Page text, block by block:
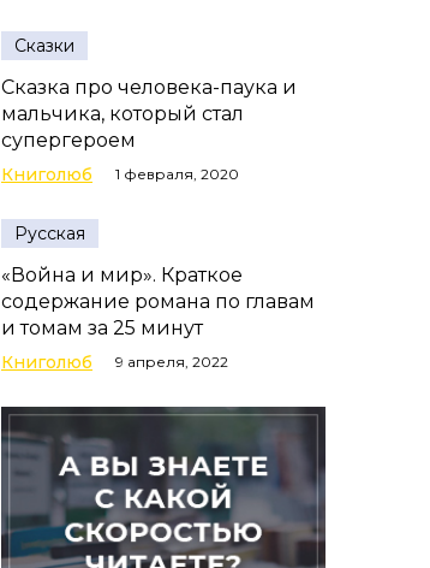
Сказки
Сказка про человека-паука и
мальчика, который стал
супергероем
Книголюб 1 февраля, 2020
Русская
«Война и мир». Краткое
содержание романа по главам
и томам за 25 минут
Книголюб 9 апреля, 2022